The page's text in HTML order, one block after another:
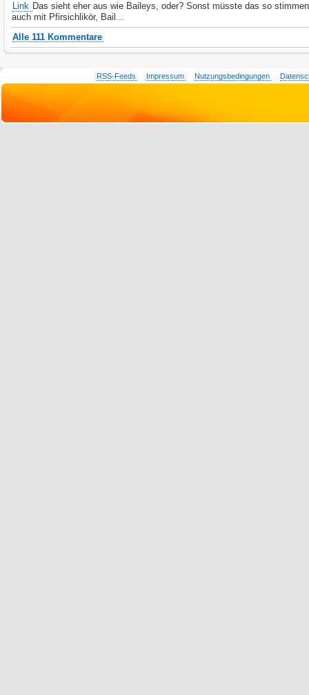
Link Das sieht eher aus wie Baileys, oder? Sonst müsste das so
auch mit Pfirsichlikör, Bail...
Alle 111 Kommentare
RSS-Feeds Impressum Nutzungsbedingungen